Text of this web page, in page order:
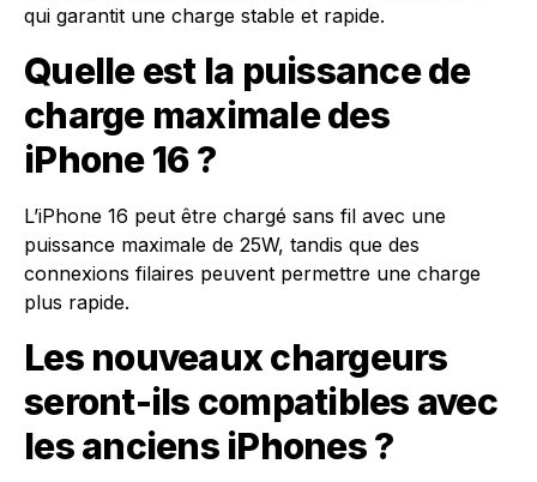
qui garantit une charge stable et rapide.
Quelle est la puissance de
charge maximale des
iPhone 16 ?
L’iPhone 16 peut être chargé sans fil avec une
puissance maximale de 25W, tandis que des
connexions filaires peuvent permettre une charge
plus rapide.
Les nouveaux chargeurs
seront-ils compatibles avec
les anciens iPhones ?